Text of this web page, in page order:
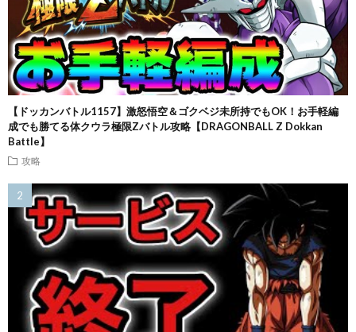
【ドッカンバトル1157】激怒悟空＆ゴクベジ未所持でもOK！お手軽編
成でも勝てる体クウラ極限Zバトル攻略【DRAGONBALL Z Dokkan
Battle】
攻略